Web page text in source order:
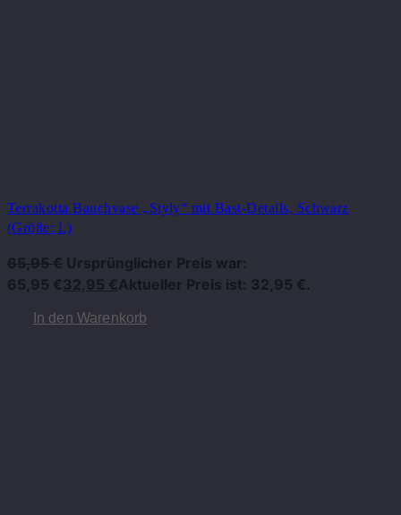
Terrakotta Bauchvase „Styly“ mit Bast-Details, Schwarz
(Größe: L)
65,95€ Ursprünglicher Preis war:
65,95 €32,95 €Aktueller Preis ist: 32,95 €.
In den Warenkorb